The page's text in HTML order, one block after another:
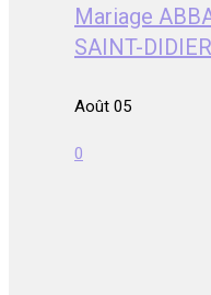
Mariage
SAINT-
Août 05
0